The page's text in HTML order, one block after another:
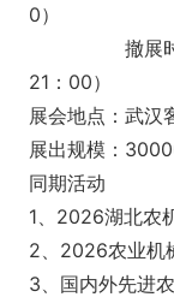
0）
撤展时间
21：00）
展会地点：武汉
展出规模：
同期活动
1、2026湖北农
2、2026农业机
3、国内外先进